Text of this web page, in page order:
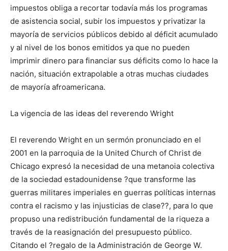
impuestos obliga a recortar todavía más los programas
de asistencia social, subir los impuestos y privatizar la
mayoría de servicios públicos debido al déficit acumulado
y al nivel de los bonos emitidos ya que no pueden
imprimir dinero para financiar sus déficits como lo hace la
nación, situación extrapolable a otras muchas ciudades
de mayoría afroamericana.
La vigencia de las ideas del reverendo Wright
El reverendo Wright en un sermón pronunciado en el
2001 en la parroquia de la United Church of Christ de
Chicago expresó la necesidad de una metanoia colectiva
de la sociedad estadounidense ?que transforme las
guerras militares imperiales en guerras políticas internas
contra el racismo y las injusticias de clase??, para lo que
propuso una redistribución fundamental de la riqueza a
través de la reasignación del presupuesto público.
Citando el ?regalo de la Administración de George W.